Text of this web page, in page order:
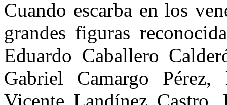
Cuando escarba en los
grandes figuras
Eduardo Caballero
Gabriel Camargo